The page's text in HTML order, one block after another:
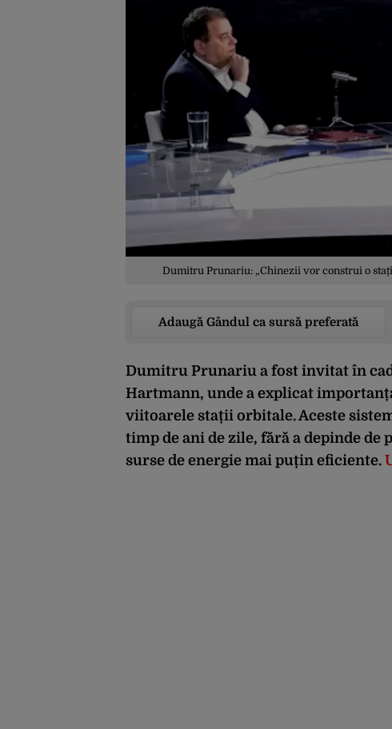
Dumitru Prunariu: „Chinezii vor construi o
Adaugă Gândul ca sursă preferată
Dumitru Prunariu a fost invitat în
Hartmann, unde a explicat
viitoarele stații orbitale. Aceste
timp de ani de zile, fără a depinde
surse de energie mai puțin eficiente.